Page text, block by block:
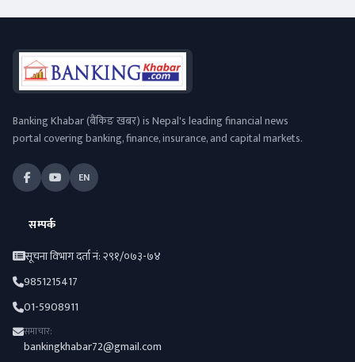
Banking Khabar (बैंकिङ खबर) is Nepal's leading financial news
portal covering banking, finance, insurance, and capital markets.
EN
सम्पर्क
सूचना विभाग दर्ता नं: २९१/०७३-७४
9851215417
01-5908911
समाचार:
bankingkhabar72@gmail.com